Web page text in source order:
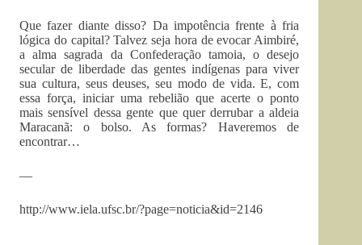
Que fazer diante disso? Da impotência frente à fria
lógica do capital? Talvez seja hora de evocar Aimbiré,
a alma sagrada da Confederação tamoia, o desejo
secular de liberdade das gentes indígenas para viver
sua cultura, seus deuses, seu modo de vida. E, com
essa força, iniciar uma rebelião que acerte o ponto
mais sensível dessa gente que quer derrubar a aldeia
Maracanã: o bolso. As formas? Haveremos de
encontrar…
—
http://www.iela.ufsc.br/?page=noticia&id=2146